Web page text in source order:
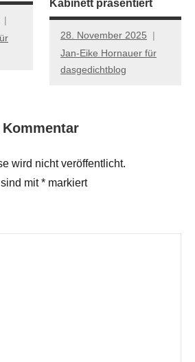
Kabinett präsentiert
28. November 2025
Jan-Eike Hornauer für
dasgedichtblog
wird nicht veröffentlicht.
mit* markiert